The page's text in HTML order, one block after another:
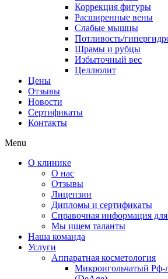
Коррекция фигуры
Расширенные вены
Слабые мышцы
Потливость/
Шрамы и рубцы
Избыточный вес
Целлюлит
Цены
Отзывы
Новости
Сертификаты
Контакты
Menu
О клинике
О нас
Отзывы
Лицензии
Дипломы и сертификаты
Справочная информация
Мы ищем таланты
Наша команда
Услуги
Аппаратная косметология
Микроигольчатый